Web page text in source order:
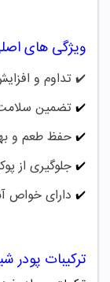
ویژگی های
✔️ تداوم و
✔️ تضمین
✔️ حفظ طعم و
✔️ جلوگیری از
✔️ دارای خواص
ترکیبات پودر